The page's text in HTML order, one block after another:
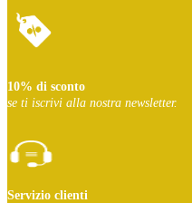
10% di sconto
se ti iscrivi alla nostra newsletter.
Servizio clienti